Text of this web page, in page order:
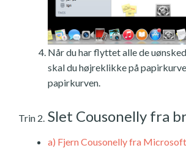
Når du har flyttet alle de
skal du højreklikke på
papirkurven.
Trin 2. Slet Cousonelly fra
a) Fjern Cousonelly fra